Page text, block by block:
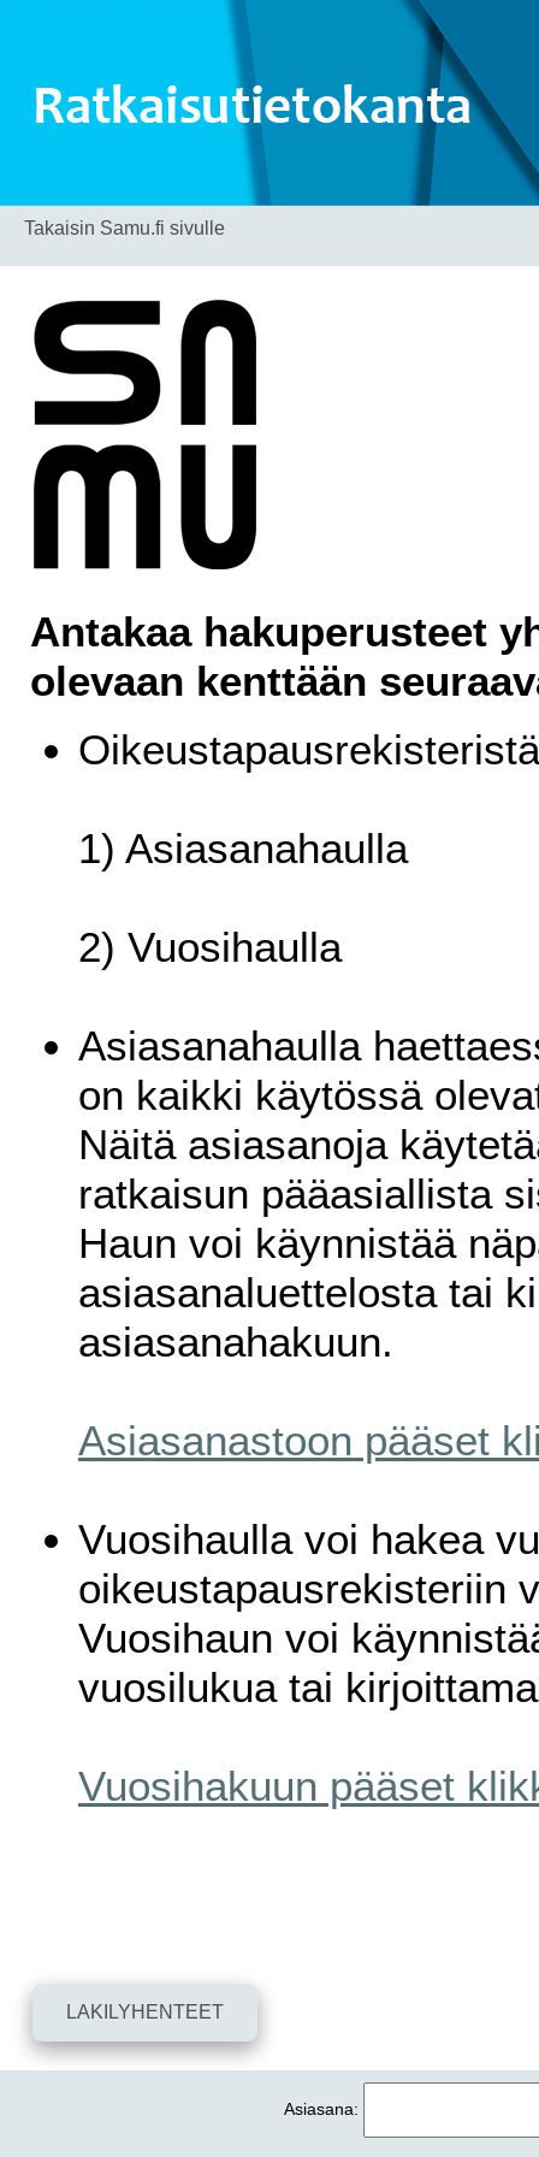
Takaisin Samu.fi sivulle
Antakaa hakuperusteet
olevaan kenttään
1) Asiasanahaulla
2) Vuosihaulla
Asiasanahaulla
on kaikki käytössä
Näitä asiasanoja
ratkaisun pääasiallista
Haun voi käynnistää
asiasanaluettelosta tai
asiasanahakuun.
Asiasanastoon pääset
Vuosihaulla voi hakea
oikeustapausrekisteriin
Vuosihaun voi
vuosilukua tai
Vuosihakuun pääset
LAKILYHENTEET
Asiasana: